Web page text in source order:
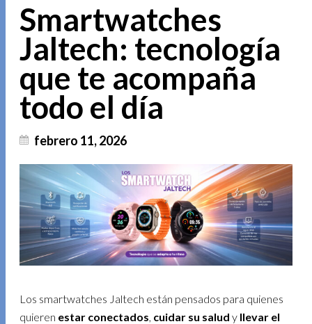
Smartwatches
Jaltech: tecnología
que te acompaña
todo el día
febrero 11, 2026
Los smartwatches Jaltech están pensados para quienes
quieren estar conectados cuidar su salud y llevar el